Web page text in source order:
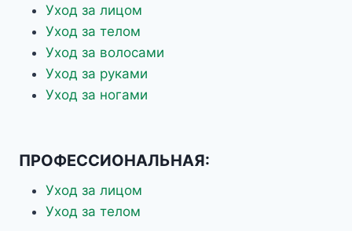
Уход за лицом
Уход за телом
Уход за волосами
Уход за руками
Уход за ногами
ПРОФЕССИОНАЛЬНАЯ:
Уход за лицом
Уход за телом